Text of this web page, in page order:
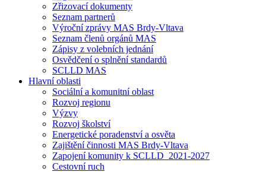
Zřizovací dokumenty
Seznam partnerů
Výroční zprávy MAS Brdy-Vltava
Seznam členů orgánů MAS
Zápisy z volebních jednání
Osvědčení o splnění standardů
SCLLD MAS
Hlavní oblasti
Sociální a komunitní oblast
Rozvoj regionu
Výzvy
Rozvoj školství
Energetické poradenství a osvěta
Zajištění činnosti MAS Brdy-Vltava
Zapojení komunity k SCLLD_2021-2027
Cestovní ruch